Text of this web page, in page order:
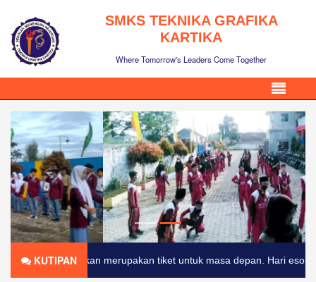
SMKS TEKNIKA GRAFIKA
KARTIKA
Where Tomorrow's Leaders Come Together
KUTIPAN
merupakan tiket untuk masa depan. Hari esok untuk orang-